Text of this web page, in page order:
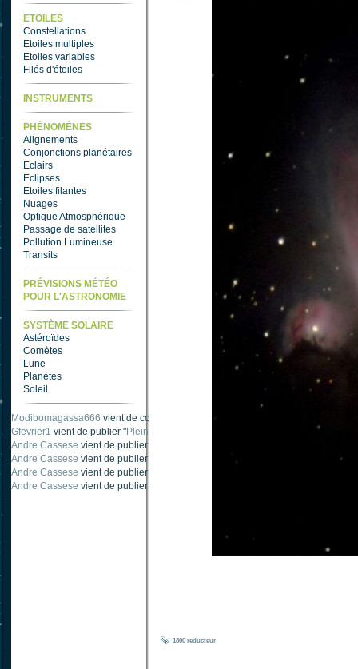
ETOILES
Constellations
Etoiles multiples
Etoiles variables
Filés d'étoiles
INSTRUMENTS
PHÉNOMÈNES
Alignements
Conjonctions planétaires
Eclairs
Eclipses
Etoiles filantes
Nuages
Optique Atmosphérique
Passage de satellites
Pollution Lumineuse
Transits
PRÉVISIONS MÉTÉO
POUR L'ASTRONOMIE
SYSTÈME SOLAIRE
Astéroïdes
Comètes
Lune
Planètes
Soleil
Modibomagassa666 vient de commenter "
Gfevrier1 vient de publier "Pleine Lune - 9 Aout 205
Andre Cassese vient de publier "
Andre Cassese vient de publier "
Tache solaire 21 juin 2021 lunette halpha 120
Andre Cassese vient de publier "
Andre Cassese vient de publier "
1800 reducteur